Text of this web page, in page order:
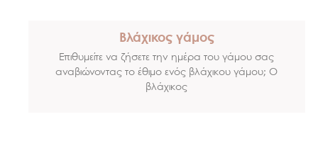
Βλάχικος γάμος
Επιθυμείτε να ζήσετε την ημέρα του γάμου σας
αναβιώνοντας το έθιμο ενός βλάχικου γάμου; Ο
βλάχικος